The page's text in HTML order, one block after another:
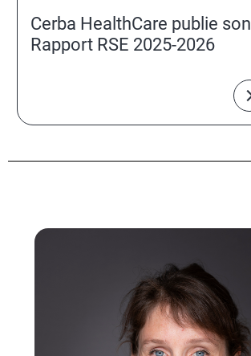
Cerba HealthCare publie son
Rapport RSE 2025-2026